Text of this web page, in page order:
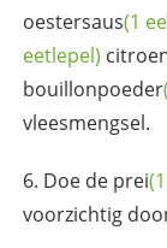
oestersaus(1
eetlepel)
bouillonpoeder
vleesmengsel.
Doe de prei
voorzichtig